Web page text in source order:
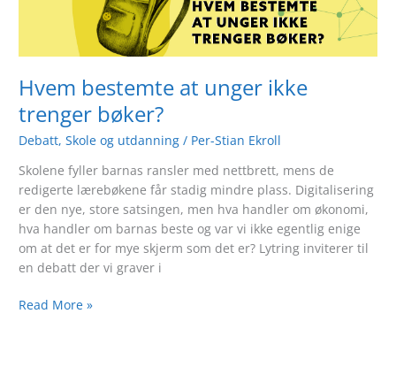
Hvem bestemte at unger ikke
trenger bøker?
Debatt,Skole og utdanning / Per-Stian Ekroll
Skolene fyller barnas ransler med nettbrett, mens de
redigerte lærebøkene får stadig mindre plass. Digitalisering
er den nye, store satsingen, men hva handler om økonomi,
hva handler om barnas beste og var vi ikke egentlig enige
om at det er for mye skjerm som det er? Lytring inviterer til
en debatt der vi graver i
Read More »